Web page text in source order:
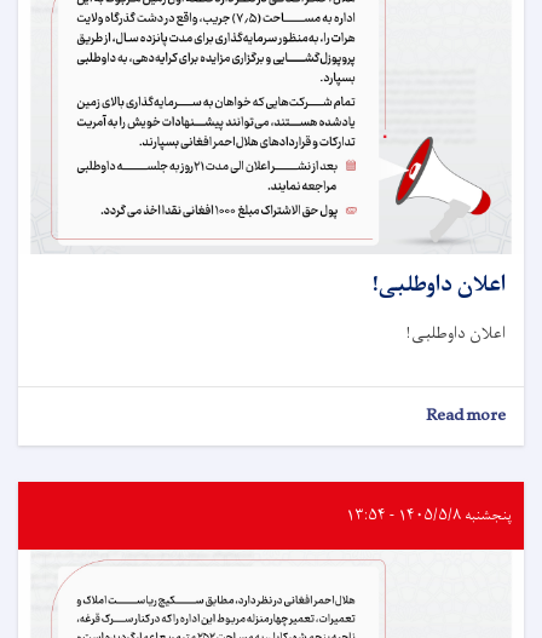
اعلان داوطلبی!
اعلان داوطلبی!
Read more
اعلان
پنجشنبه ۱۴۰۵/۵/۸ - ۱۳:۵۴